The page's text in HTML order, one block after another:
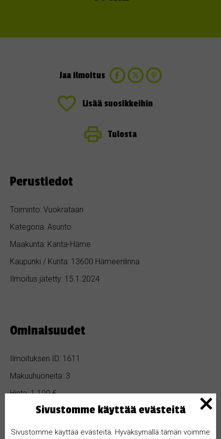
Jaa ilmoitus
Lisää suosikkeihin
Tulosta
Perustiedot
Toiminto: Vuokrataan
Kategoria: Asunto
Maakunta: Kanta-Häme
Kaupunki / Kunta: 13600 Hämeenlinna
Ilmoitus jätetty: 15.1.2024
Ominaisuudet
Ilmoituksen ID: 1611
Makuuhuoneita: 3
Hinta: 1 100 €
Kylpyhuoneita: 2
Pinta-ala: 89 m²
Sivustomme käyttää evästeitä
Sivustomme käyttää evästeitä. Hyväksymällä tämän voimme